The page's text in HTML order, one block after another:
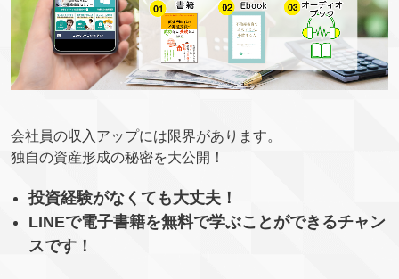
会社員の収入アップには限界があります。
独自の資産形成の秘密を大公開！
投資経験がなくても大丈夫！
LINEで電子書籍を無料で学ぶことができるチャン
スです！